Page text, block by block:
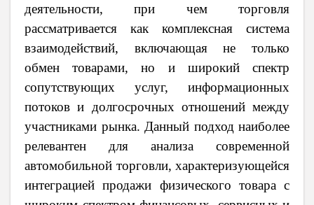
деятельности, при чем торговля
рассматривается как комплексная система
взаимодействий, включающая не только
обмен товарами, но и широкий спектр
сопутствующих услуг, информационных
потоков и долгосрочных отношений между
участниками рынка. Данный подход наиболее
релевантен для анализа современной
автомобильной торговли, характеризующейся
интеграцией продажи физического товара с